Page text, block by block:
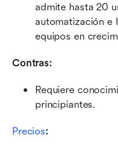
admite hasta 20
automatización e
equipos en
Contras:
Requiere
principiantes.
Precios: